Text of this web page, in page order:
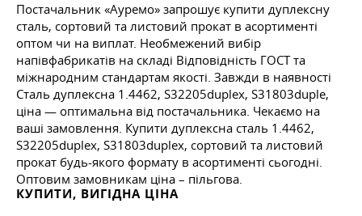
Постачальник «Ауремо» запрошує купити дуплексну
сталь, сортовий та листовий прокат в асортименті
оптом чи на виплат. Необмежений вибір
напівфабрикатів на складі Відповідність ГОСТ та
міжнародним стандартам якості. Завжди в наявності
Сталь дуплексна 1.4462, S32205duplex, S31803duple,
ціна — оптимальна від постачальника. Чекаємо на
ваші замовлення. Купити дуплексна сталь 1.4462,
S32205duplex, S31803duplex, сортовий та листовий
прокат будь-якого формату в асортименті сьогодні.
Оптовим замовникам ціна – пільгова.
КУПИТИ, ВИГІДНА ЦІНА